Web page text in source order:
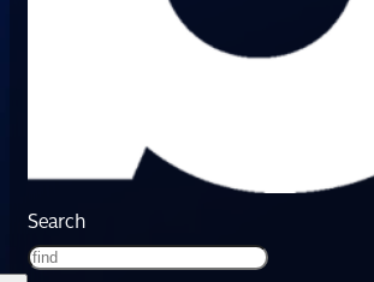
Search